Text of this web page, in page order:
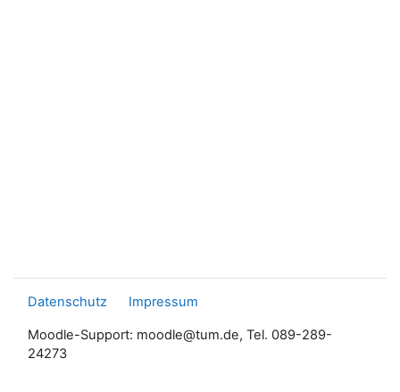
Datenschutz Impressum
Moodle-Support: moodle@tum.de, Tel. 089-289-
24273